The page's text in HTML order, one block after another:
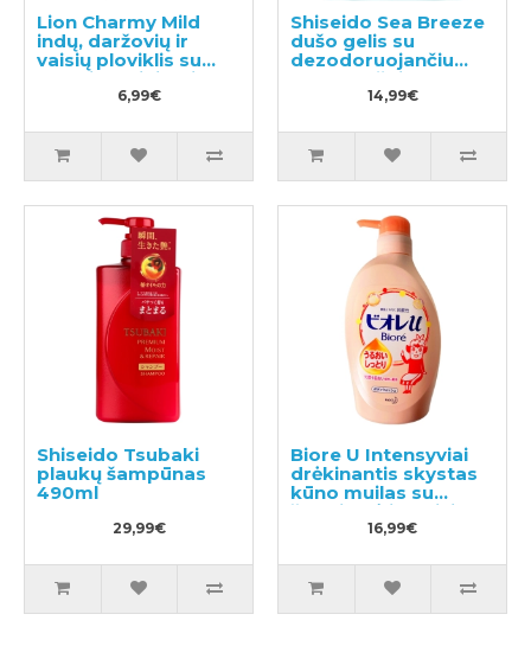
Lion Charmy Mild
indų, daržovių ir
vaisių ploviklis su
apelsinų aliejumi
6,99€
Shiseido Sea Breeze
dušo gelis su
dezodoruojančiu
efektu, užpildas
14,99€
Shiseido Tsubaki
plaukų šampūnas
490ml
29,99€
Biore U Intensyviai
drėkinantis skystas
kūno muilas su
švelniu gėlių-vaisių
aromatou 480ml
16,99€